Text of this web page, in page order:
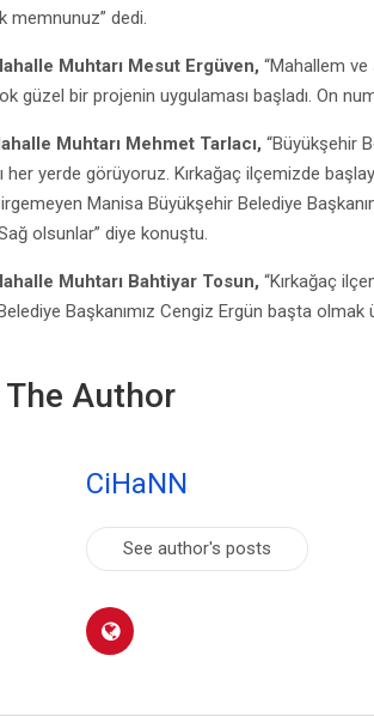
memnunuz” dedi.
Muhtarı Mesut Ergüven, “Mahallem
güzel bir projenin uygulaması başladı. On
Muhtarı Mehmet Tarlacı, “Büyükşehir
her yerde görüyoruz. Kırkağaç ilçemizde
Manisa Büyükşehir Belediye
olsunlar” diye konuştu.
Muhtarı Bahtiyar Tosun, “Kırkağaç
Başkanımız Cengiz Ergün başta
Author
CiHaNN
See author's posts